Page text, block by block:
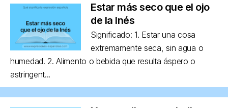
Estar más seco que el ojo
de la Inés
Significado: 1. Estar una cosa
extremamente seca, sin agua o
humedad. 2. Alimento o bebida que resulta áspero o
astringent...